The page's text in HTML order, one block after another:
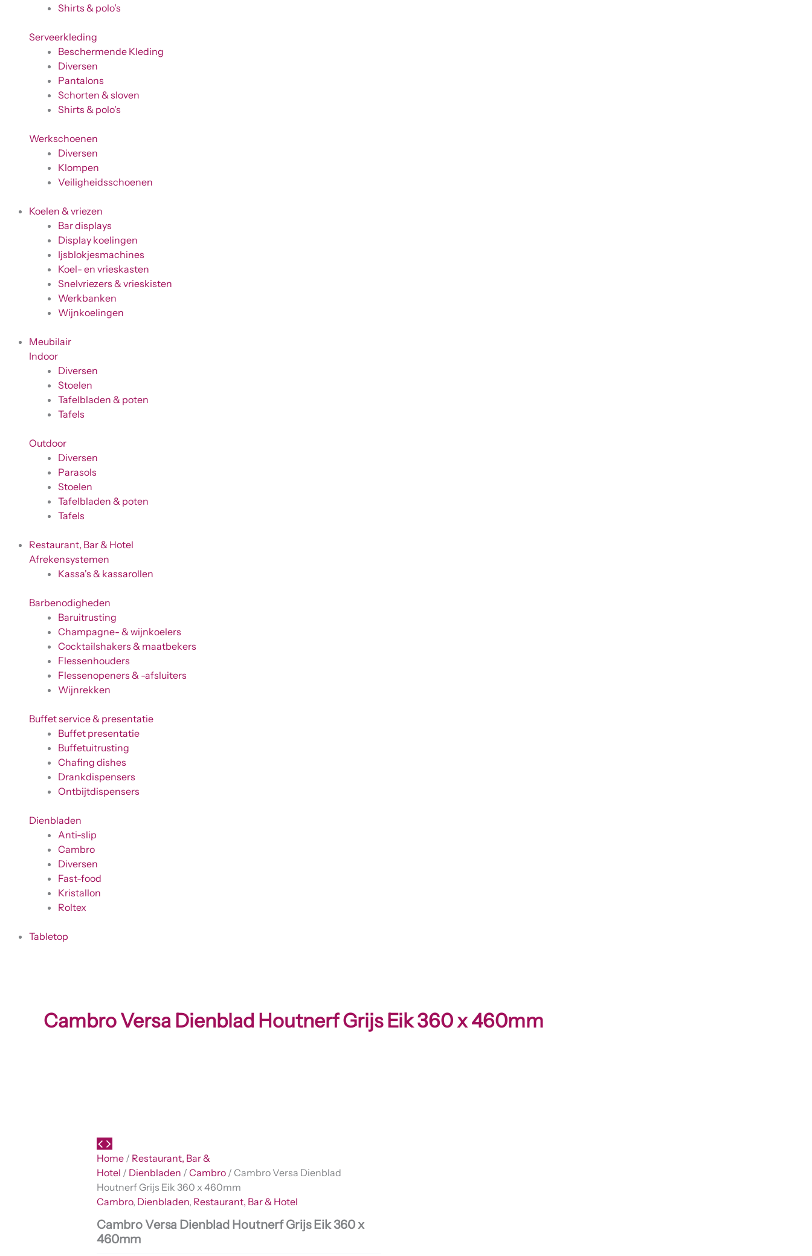
Shirts & polo's
Serveerkleding
Beschermende Kleding
Diversen
Pantalons
Schorten & sloven
Shirts & polo's
Werkschoenen
Diversen
Klompen
Veiligheidsschoenen
Koelen & vriezen
Bar displays
Display koelingen
Ijsblokjesmachines
Koel- en vrieskasten
Snelvriezers & vrieskisten
Werkbanken
Wijnkoelingen
Meubilair
Indoor
Diversen
Stoelen
Tafelbladen & poten
Tafels
Outdoor
Diversen
Parasols
Stoelen
Tafelbladen & poten
Tafels
Restaurant, Bar & Hotel
Afrekensystemen
Kassa's & kassarollen
Barbenodigheden
Baruitrusting
Champagne- & wijnkoelers
Cocktailshakers & maatbekers
Flessenhouders
Flessenopeners & -afsluiters
Wijnrekken
Buffet service & presentatie
Buffet presentatie
Buffetuitrusting
Chafing dishes
Drankdispensers
Ontbijtdispensers
Dienbladen
Anti-slip
Cambro
Diversen
Fast-food
Kristallon
Roltex
Tabletop
Cambro Versa Dienblad Houtnerf Grijs Eik 360 x 460mm
Home / Restaurant, Bar &
Hotel / Dienbladen / Cambro / Cambro Versa Dienblad
Houtnerf Grijs Eik 360 x 460mm
Cambro, Dienbladen, Restaurant, Bar & Hotel
Cambro Versa Dienblad Houtnerf Grijs Eik 360 x
460mm